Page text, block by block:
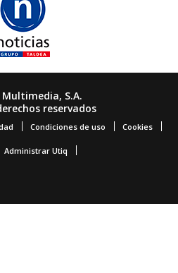
S.A.
reservados
Condiciones de uso Cookies
Administrar Utiq